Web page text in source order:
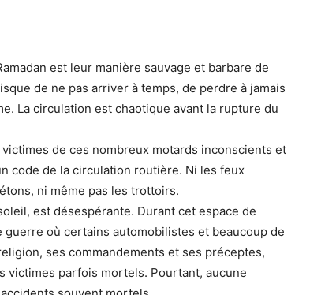
est leur manière sauvage et barbare de
de ne pas arriver à temps, de perdre à jamais
La circulation est chaotique avant la rupture du
de ces nombreux motards inconscients et
code de la circulation routière. Ni les feux
ni même pas les trottoirs.
est désespérante. Durant cet espace de
où certains automobilistes et beaucoup de
ses commandements et ses préceptes,
victimes parfois mortels. Pourtant, aucune